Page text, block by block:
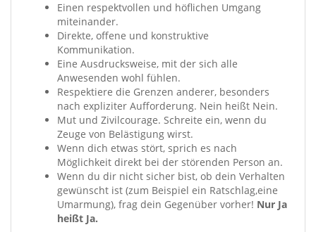
Einen respektvollen und höflichen Umgang
miteinander.
Direkte, offene und konstruktive
Kommunikation.
Eine Ausdrucksweise, mit der sich alle
Anwesenden wohl fühlen.
Respektiere die Grenzen anderer, besonders
nach expliziter Aufforderung. Nein heißt Nein.
Mut und Zivilcourage. Schreite ein, wenn du
Zeuge von Belästigung wirst.
Wenn dich etwas stört, sprich es nach
Möglichkeit direkt bei der störenden Person an.
Wenn du dir nicht sicher bist, ob dein Verhalten
gewünscht ist (zum Beispiel ein Ratschlag,eine
Umarmung), frag dein Gegenüber vorher! Nur Ja
heißt Ja.